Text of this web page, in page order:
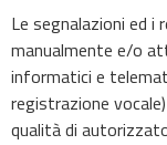
Le segnalazioni ed
manualmente e/o
informatici e
registrazione
qualità di